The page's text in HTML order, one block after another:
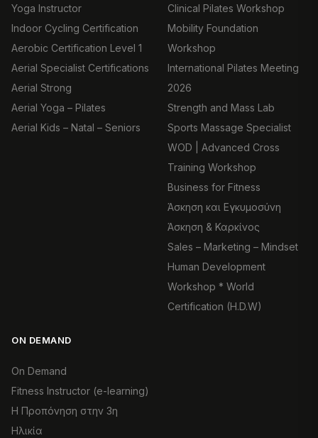
Yoga Instructor
Indoor Cycling Certification
Aerobic Certification Level 1
Aerial Specialist Certifications
Aerial Strong
Aerial Yoga – Pilates
Aerial Kids – Natal – Seniors
Clinical Pilates Workshop
Mobility Foundation
Workshop
International Pilates Meeting
2026
Strength and Mass Lab
Sports Massage Specialist
WOD | Advanced Cross
Training Workshop
Business for Fitness
Άσκηση και Εγκυμοσύνη
Άσκηση & Καρκίνος
Sales – Marketing – Mindset
Human Development
Workshop * World
Certification (H.D.W)
ON DEMAND
On Demand
Fitness Instructor (e-learning)
Η Προπόνηση στην 3η
Ηλικία